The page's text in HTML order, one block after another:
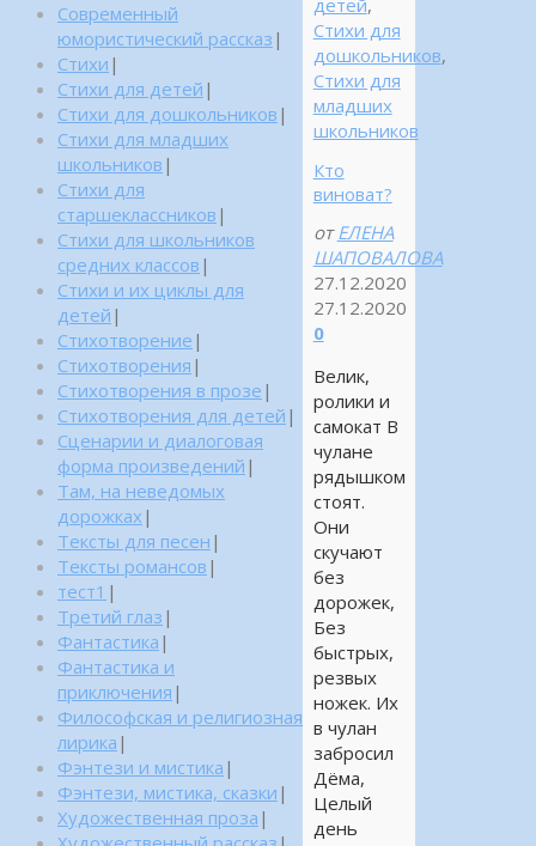
Стихи для
дошкольников,
Стихи для
младших
школьников
Кто
виноват?
от ЕЛЕНА
ШАПОВАЛОВА
27.12.2020
27.12.2020
0
Велик,
ролики и
самокат В
чулане
рядышком
стоят.
Они
скучают
без
дорожек,
Без
быстрых,
резвых
ножек. Их
в чулан
забросил
Дёма,
Целый
день
Современный
юмористический рассказ |
Стихи |
Стихи для детей |
Стихи для дошкольников |
Стихи для младших
школьников |
Стихи для
старшеклассников |
Стихи для школьников
средних классов |
Стихи и их циклы для
детей |
Стихотворение |
Стихотворения |
Стихотворения в прозе |
Стихотворения для детей |
Сценарии и диалоговая
форма произведений |
Там, на неведомых
дорожках |
Тексты для песен |
Тексты романсов |
тест1 |
Третий глаз |
Фантастика |
Фантастика и
приключения |
Философская и религиозная
лирика |
Фэнтези и мистика |
Фэнтези, мистика, сказки |
Художественная проза |